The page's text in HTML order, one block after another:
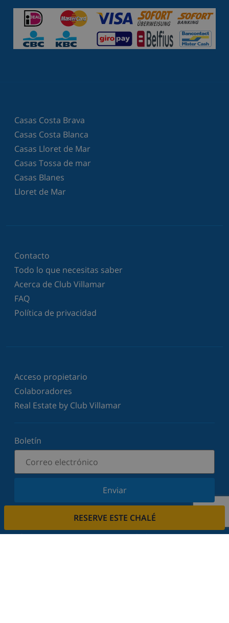
RESERVE ESTE CHALÉ
Casas Costa Brava
Casas Costa Blanca
Casas Lloret de Mar
Casas Tossa de mar
Casas Blanes
Lloret de Mar
Contacto
Todo lo que necesitas saber
Acerca de Club Villamar
FAQ
Política de privacidad
Acceso propietario
Colaboradores
Real Estate by Club Villamar
Boletín
Enviar
Suscríbase a nuestro boletín y manténgase
ofertas. Respetamos su privacidad.